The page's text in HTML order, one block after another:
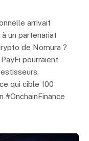
arrivait
un partenariat
de Nomura ?
pourraient
qui cible 100
#OnchainFinance